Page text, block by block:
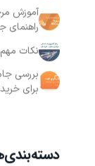
راهنمای
نکات
بررسی
برای خرید